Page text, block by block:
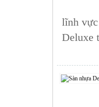
lĩnh vực
Deluxe